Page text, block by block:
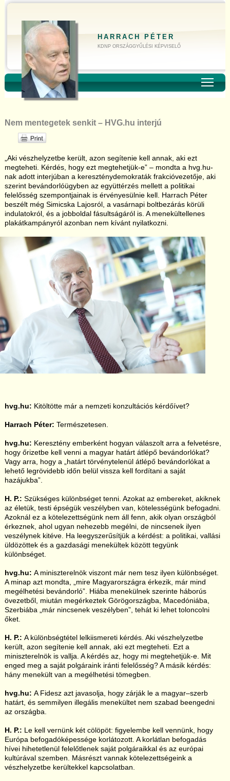
HARRACH PÉTER
KDNP ORSZÁGGYŰLÉSI KÉPVISELŐ
Nem mentegetek senkit – HVG.hu interjú
„Aki vészhelyzetbe került, azon segítenie kell annak, aki ezt
megteheti. Kérdés, hogy ezt megtehetjük-e” – mondta a hvg.hu-
nak adott interjúban a kereszténydemokraták frakcióvezetője, aki
szerint bevándorlóügyben az együttérzés mellett a politikai
felelősség szempontjainak is érvényesülnie kell. Harrach Péter
beszélt még Simicska Lajosról, a vasárnapi boltbezárás körüli
indulatokról, és a jobboldal fásultságáról is. A menekültellenes
plakátkampányról azonban nem kívánt nyilatkozni.
hvg.hu: Kitöltötte már a nemzeti konzultációs kérdőívet?
Harrach Péter: Természetesen.
hvg.hu: Keresztény emberként hogyan válaszolt arra a felvetésre,
hogy őrizetbe kell venni a magyar határt átlépő bevándorlókat?
Vagy arra, hogy a „határt törvénytelenül átlépő bevándorlókat a
lehető legrövidebb időn belül vissza kell fordítani a saját
hazájukba”.
H. P.: Szükséges különbséget tenni. Azokat az embereket, akiknek
az életük, testi épségük veszélyben van, kötelességünk befogadni.
Azoknál ez a kötelezettségünk nem áll fenn, akik olyan országból
érkeznek, ahol ugyan nehezebb megélni, de nincsenek ilyen
veszélynek kitéve. Ha leegyszerűsítjük a kérdést: a politikai, vallási
üldözöttek és a gazdasági menekültek között tegyünk
különbséget.
hvg.hu: A miniszterelnök viszont már nem tesz ilyen különbséget.
A minap azt mondta, „mire Magyarországra érkezik, már mind
megélhetési bevándorló”. Hiába menekülnek szerinte háborús
övezetből, miután megérkeztek Görögországba, Macedóniába,
Szerbiába „már nincsenek veszélyben”, tehát ki lehet toloncolni
őket.
H. P.: A különbségtétel lelkiismereti kérdés. Aki vészhelyzetbe
került, azon segítenie kell annak, aki ezt megteheti. Ezt a
miniszterelnök is vallja. A kérdés az, hogy mi megtehetjük-e. Mit
enged meg a saját polgáraink iránti felelősség? A másik kérdés:
hány menekült van a megélhetési tömegben.
hvg.hu: A Fidesz azt javasolja, hogy zárják le a magyar–szerb
határt, és semmilyen illegális menekültet nem szabad beengedni
az országba.
H. P.: Le kell vernünk két cölöpöt: figyelembe kell vennünk, hogy
Európa befogadóképessége korlátozott. A korlátlan befogadás
hívei hihetetlenül felelőtlenek saját polgáraikkal és az európai
kultúrával szemben. Másrészt vannak kötelezettségeink a
vészhelyzetbe kerültekkel kapcsolatban.